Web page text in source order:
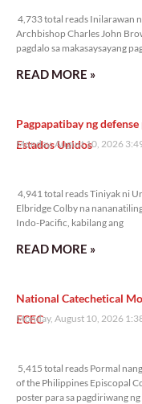
4,733 total reads Inilarawan
Archbishop Charles John
pagdalo sa makasaysayang
READ MORE »
Pagpapatibay ng
Estados Unidos
Monday, August 10, 2026
4,941 total reads Tiniyak ni
Elbridge Colby na
Indo-Pacific, kabilang ang
READ MORE »
National Catechetical
ECEC
Monday, August 10, 2026
5,415 total reads Pormal
of the Philippines Episcopal
poster para sa pagdiriwang